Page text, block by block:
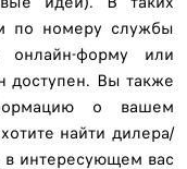
по номеру службы
онлайн-форму или
доступен. Вы также
о вашем
найти дилера/
в интересующем вас